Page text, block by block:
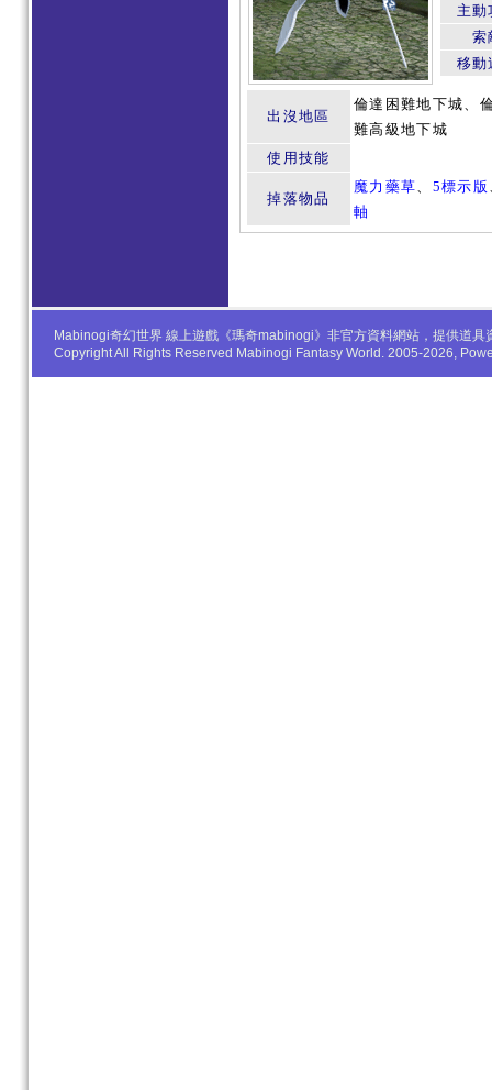
主動
索
移動
出沒地區
倫達困難地下城、
難高級地下城
使用技能
掉落物品
魔力藥草、 5標示版
軸
Mabinogi奇幻世界 線上遊戲《瑪奇mabinogi》非官方資料網站，提供道
Copyright All Rights Reserved Mabinogi Fantasy World. 2005-2026,